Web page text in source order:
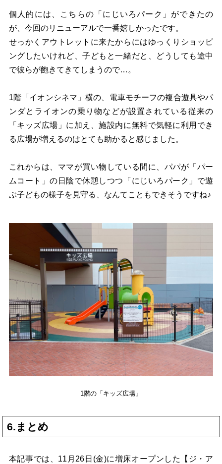
個人的には、こちらの「にじいろパーク」ができたの
が、今回のリニューアルで一番嬉しかったです。
せっかくアウトレットに来たからにはゆっくりショッピ
ングしたいけれど、子どもと一緒だと、どうしても途中
で彼らが飽きてきてしまうので…。
1階「イオンシネマ」横の、電車モチーフの複合遊具やパ
ンダとライオンの乗り物などが設置されている従来の
「キッズ広場」に加え、施設内に無料で気軽に利用でき
る広場が増えるのはとても助かると感じました。
これからは、ママが買い物している間に、パパが「パー
ムコート」の日陰で休憩しつつ「にじいろパーク」で遊
ぶ子どもの様子を見守る、なんてこともできそうですね♪
1階の「キッズ広場」
6.まとめ
本記事では、11月26日(金)に増床オープンした【ジ・ア